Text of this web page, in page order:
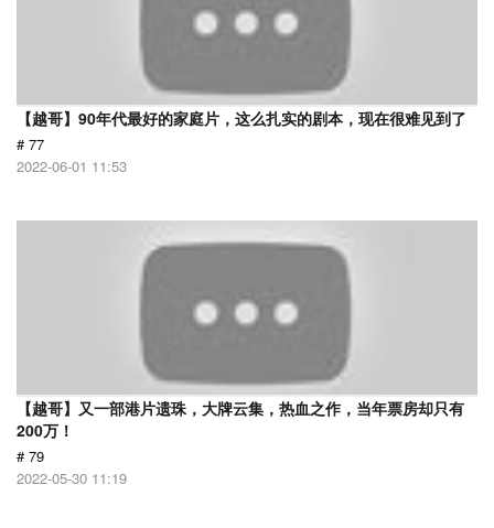
【越哥】90年代最好的家庭片，这么扎实的剧本，现在很难见到了
# 77
2022-06-01 11:53
【越哥】又一部港片遗珠，大牌云集，热血之作，当年票房却只有
200万！
# 79
2022-05-30 11:19